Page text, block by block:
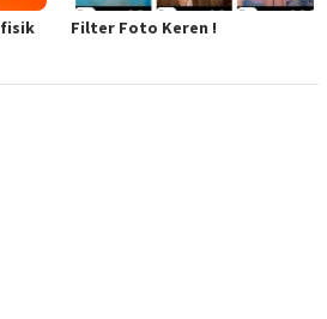
fisik
Filter Foto Keren !